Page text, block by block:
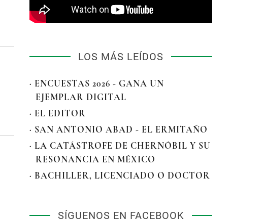
LOS MÁS LEÍDOS
· ENCUESTAS 2026 - GANA UN
EJEMPLAR DIGITAL
· EL EDITOR
· SAN ANTONIO ABAD - EL ERMITAÑO
· LA CATÁSTROFE DE CHERNÓBIL Y SU
RESONANCIA EN MÉXICO
· BACHILLER, LICENCIADO O DOCTOR
SÍGUENOS EN FACEBOOK